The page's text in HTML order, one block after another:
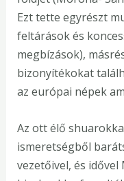
Ezt tette egyrészt
feltárások és
megbízások),
bizonyítékokat
az európai népek
Az ott élő
ismeretségből
vezetőivel, és